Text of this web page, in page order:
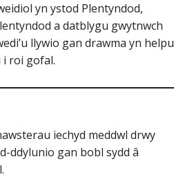
yn ystod Plentyndod,
a datblygu gwytnwch
llywio gan drawma yn helpu
i roi gofal.
iechyd meddwl drwy
ddylunio gan bobl sydd â